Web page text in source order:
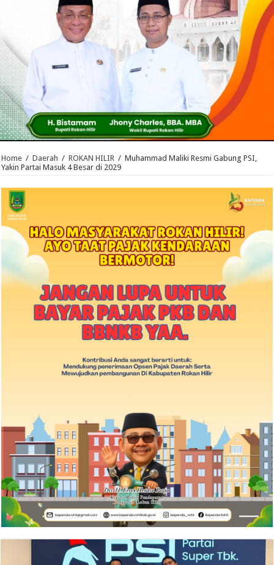
Home / Daerah / ROKAN HILIR / Muhammad Maliki Resmi Gabung PSI,
Yakin Partai Masuk 4 Besar di 2029